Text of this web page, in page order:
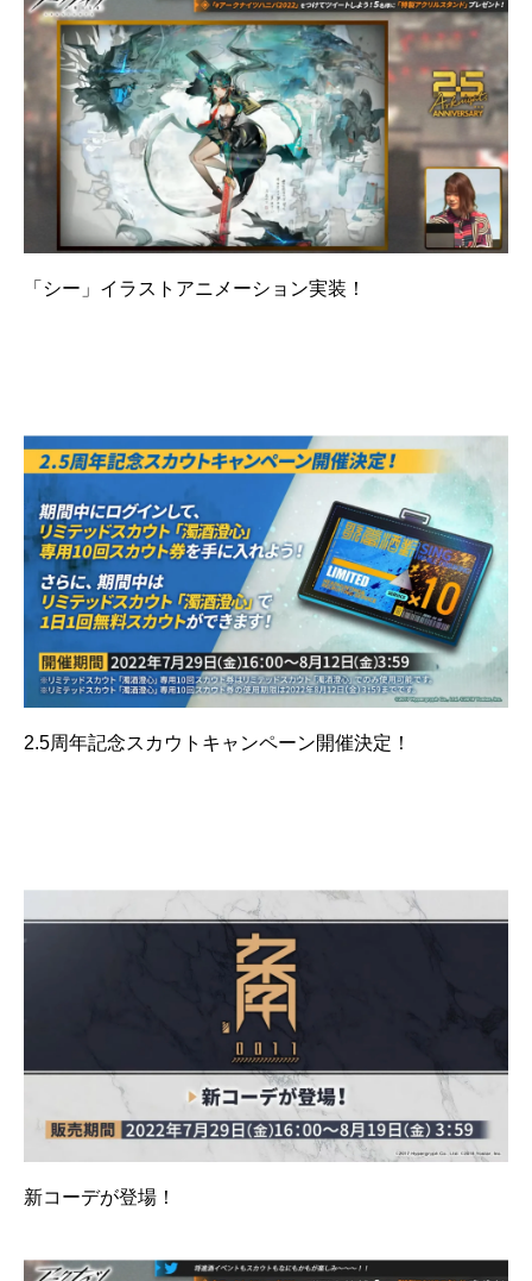
「シー」イラストアニメーション実装！
2.5周年記念スカウトキャンペーン開催決定！
新コーデが登場！